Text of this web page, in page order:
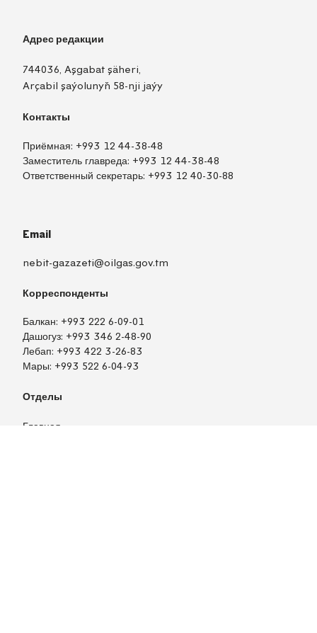
TM EN
Войти
Адрес редакции
744036, Aşgabat şäheri,
Arçabil şaýolunyň 58-nji jaýy
Контакты
Приёмная: +993 12 44-38-48
Заместитель главреда: +993 12 44-38-48
Ответственный секретарь: +993 12 40-30-88
Email
nebit-gazazeti@oilgas.gov.tm
Корреспонденты
Балкан: +993 222 6-09-01
Дашогуз: +993 346 2-48-90
Лебап: +993 422 3-26-83
Мары: +993 522 6-04-93
Отделы
Главная